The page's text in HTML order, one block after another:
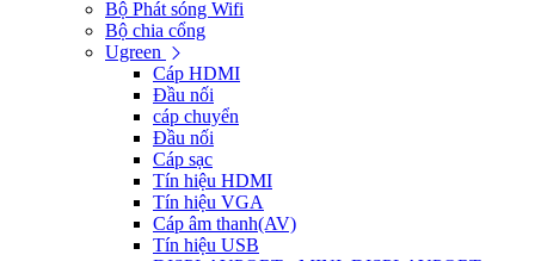
Bộ Phát sóng Wifi
Bộ chia cổng
Ugreen
Cáp HDMI
Đầu nối
cáp chuyển
Đầu nối
Cáp sạc
Tín hiệu HDMI
Tín hiệu VGA
Cáp âm thanh(AV)
Tín hiệu USB